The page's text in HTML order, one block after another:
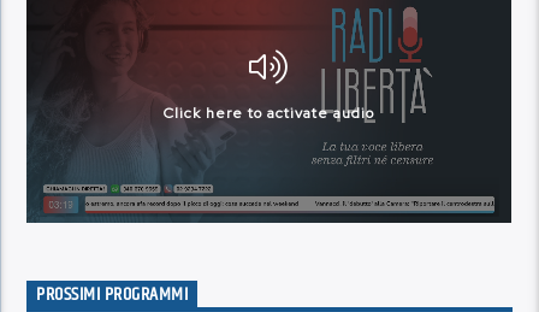
PROSSIMI PROGRAMMI